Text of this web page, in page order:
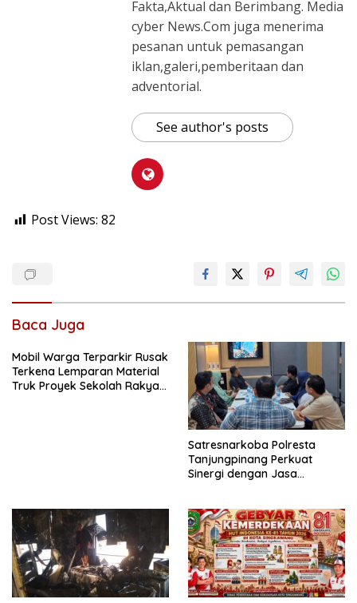
Fakta,Aktual dan Berimbang. Media
cyber News.Com juga menerima
pesanan untuk pemasangan
iklan,galeri,pemberitaan dan
adventorial.
See author's posts
Post Views: 82
Baca Juga
Mobil Warga Terparkir Rusak
Terkena Lemparan Material
Truk Proyek Sekolah Rakyat
Satresnarkoba Polresta
Tanjungpinang Perkuat
Sinergi dengan Jasa